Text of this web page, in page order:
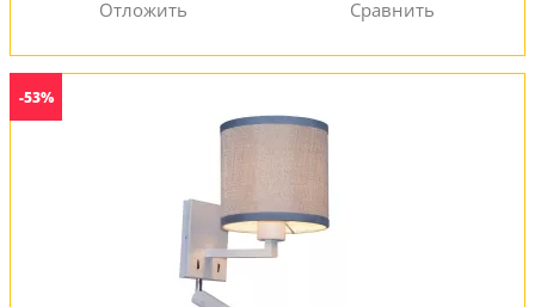
-53%